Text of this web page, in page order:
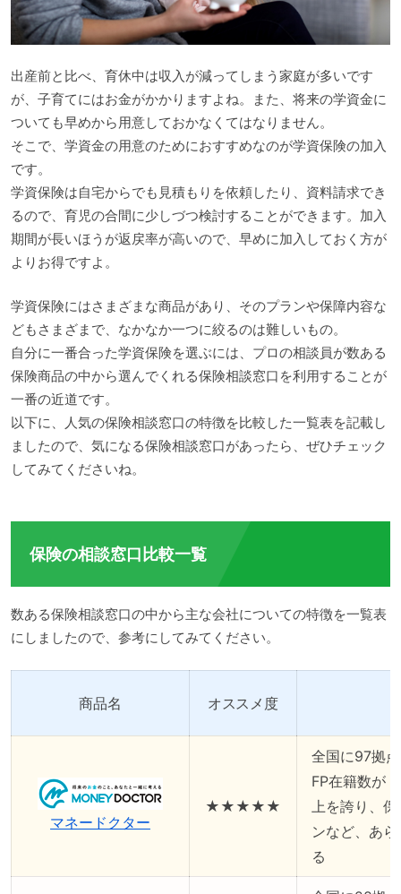
出産前と比べ、育休中は収入が減ってしまう家庭が多いです
が、子育てにはお金がかかりますよね。また、将来の学資金に
ついても早めから用意しておかなくてはなりません。
そこで、学資金の用意のためにおすすめなのが学資保険の加入
です。
学資保険は自宅からでも見積もりを依頼したり、資料請求でき
るので、育児の合間に少しづつ検討することができます。加入
期間が長いほうが返戻率が高いので、早めに加入しておく方が
よりお得ですよ。
学資保険にはさまざまな商品があり、そのプランや保障内容な
どもさまざまで、なかなか一つに絞るのは難しいもの。
自分に一番合った学資保険を選ぶには、プロの相談員が数ある
保険商品の中から選んでくれる保険相談窓口を利用することが
一番の近道です。
以下に、人気の保険相談窓口の特徴を比較した一覧表を記載し
ましたので、気になる保険相談窓口があったら、ぜひチェック
してみてくださいね。
保険の相談窓口比較一覧
数ある保険相談窓口の中から主な会社についての特徴を一覧表
にしましたので、参考にしてみてください。
商品名 オススメ度
マネードクター
★★★★★
全国に97拠
FP在籍数が
上を誇り、
ンなど、あ
る